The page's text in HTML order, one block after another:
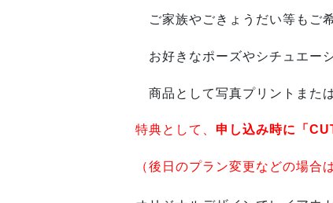
ご家族やごきょうだい等もご
お好きなポーズやシチュエー
商品として写真プリントまた
特典として、 申し込み時に「
（後日のプラン変更などの場合